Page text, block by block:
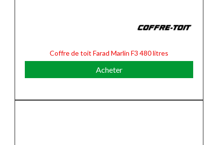
Coffre de toit Farad Marlin F3 480 litres
Acheter